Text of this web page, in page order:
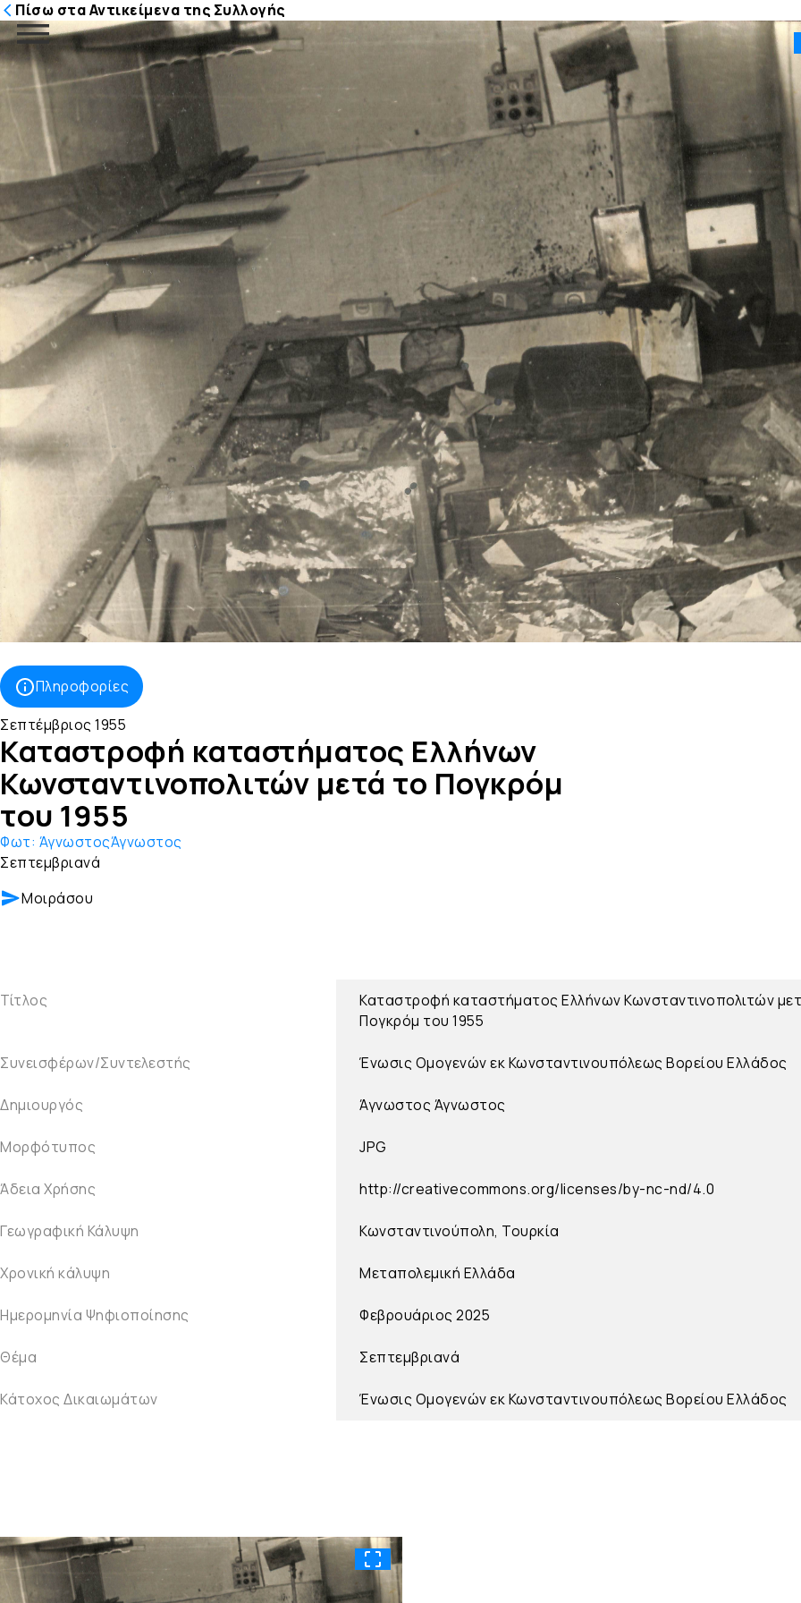
Μετάβαση
στο
περιεχόμενο
Πίσω στα Αντικείμενα της Συλλογής
Πληροφορίες
Σεπτέμβριος 1955
Καταστροφή καταστήματος Ελλήνων
Κωνσταντινοπολιτών μετά το Πογκρόμ
του 1955
Φωτ: ΆγνωστοςΆγνωστος
Σεπτεμβριανά
Μοιράσου
Τίτλος
Καταστροφή καταστήματος Ελλήνων Κωνσταντινοπολιτών
Πογκρόμ του 1955
Συνεισφέρων/Συντελεστής Ένωσις Ομογενών εκ Κωνσταντινουπόλεως Βορείου Ελλάδος
Δημιουργός Άγνωστος Άγνωστος
Μορφότυπος JPG
Άδεια Χρήσης http://creativecommons.org/licenses/by-nc-nd/4.0
Γεωγραφική Κάλυψη Κωνσταντινούπολη, Τουρκία
Χρονική κάλυψη Μεταπολεμική Ελλάδα
Ημερομηνία Ψηφιοποίησης Φεβρουάριος 2025
Θέμα Σεπτεμβριανά
Κάτοχος Δικαιωμάτων Ένωσις Ομογενών εκ Κωνσταντινουπόλεως Βορείου Ελλάδος